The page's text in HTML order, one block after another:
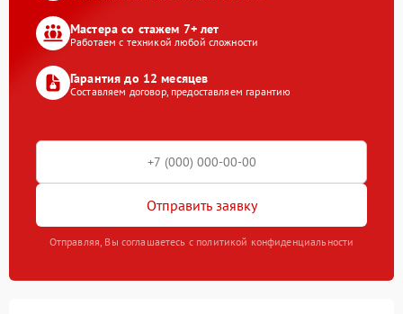
Мастера со стажем 7+ лет
Работаем с техникой любой сложности
Гарантия до 12 месяцев
Составляем договор, предоставляем гарантию
Отправить заявку
Отправляя, Вы соглашаетесь с политикой конфиденциальности